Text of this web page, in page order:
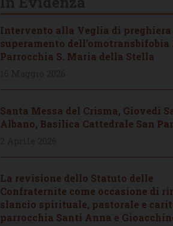
Intervento alla Veglia di
superamento dell’omotransbifobia
Parrocchia S. Maria della Stella
Santa Messa del Crisma, Giovedì
Albano, Basilica Cattedrale San
La revisione dello Statuto delle
Confraternite come occasione di
slancio spirituale, pastorale e
parrocchia Santi Anna e